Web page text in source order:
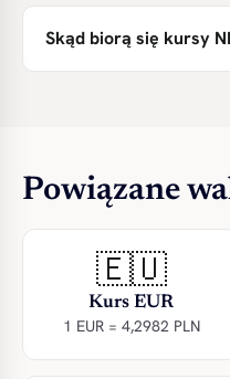
Skąd biorą się kursy
Powiązane
🇪🇺
Kurs EUR
1 EUR = 4,2982 PLN